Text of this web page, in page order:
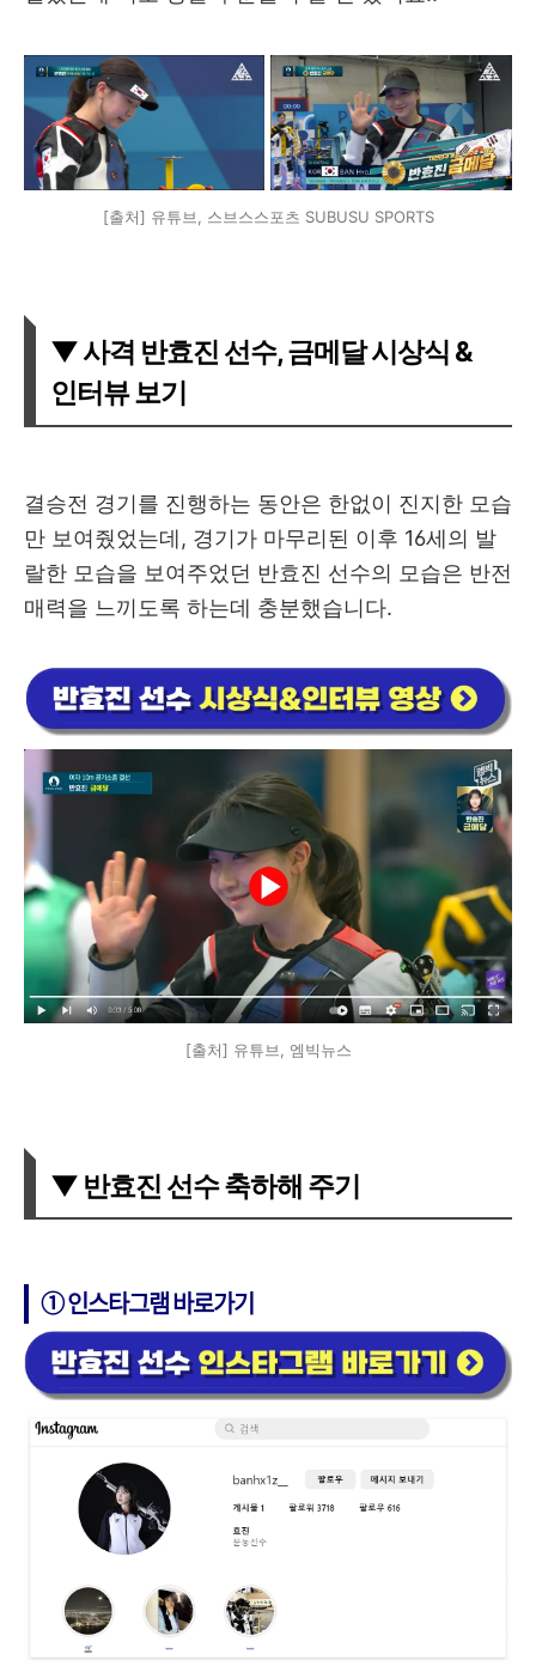
[출처] 유튜브, 스브스스포츠 SUBUSU SPORTS
▼ 사격 반효진 선수, 금메달 시상식 &
인터뷰 보기
결승전 경기를 진행하는 동안은 한없이 진지한 모습
만 보여줬었는데, 경기가 마무리된 이후 16세의 발
랄한 모습을 보여주었던 반효진 선수의 모습은 반전
매력을 느끼도록 하는데 충분했습니다.
[출처] 유튜브, 엠빅뉴스
▼ 반효진 선수 축하해 주기
➀ 인스타그램 바로가기